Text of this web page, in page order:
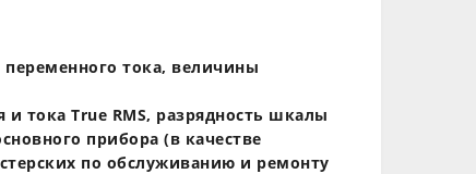
тока, величины
тока True RMS, разрядность шкалы
прибора (в качестве
по обслуживанию и ремонту